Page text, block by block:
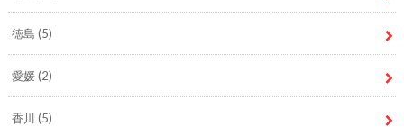
徳島 (5)
愛媛(2)
香川 (5)